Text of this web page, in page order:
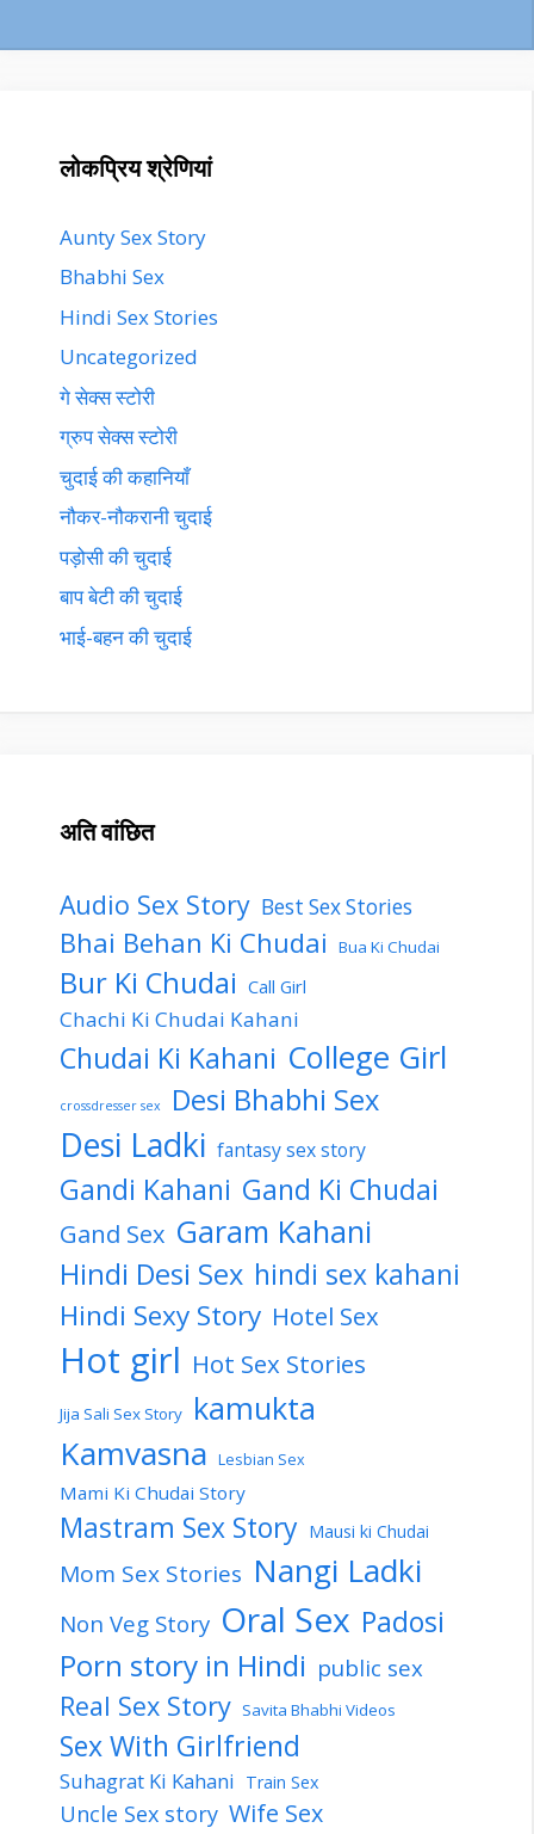
लोकप्रिय श्रेणियां
Aunty Sex Story
Bhabhi Sex
Hindi Sex Stories
Uncategorized
गे सेक्स स्टोरी
ग्रुप सेक्स स्टोरी
चुदाई की कहानियाँ
नौकर-नौकरानी चुदाई
पड़ोसी की चुदाई
बाप बेटी की चुदाई
भाई-बहन की चुदाई
अति वांछित
Audio Sex Story Best Sex Stories
Bhai Behan Ki Chudai Bua Ki Chudai
Bur Ki Chudai Call Girl
Chachi Ki Chudai Kahani
Chudai Ki Kahani College Girl
crossdresser sex Desi Bhabhi Sex
Desi Ladki fantasy sex story
Gandi Kahani Gand Ki Chudai
Gand Sex Garam Kahani
Hindi Desi Sex hindi sex kahani
Hindi Sexy Story Hotel Sex
Hot girl Hot Sex Stories
Jija Sali Sex Story kamukta
Kamvasna Lesbian Sex
Mami Ki Chudai Story
Mastram Sex Story Mausi ki Chudai
Mom Sex Stories Nangi Ladki
Non Veg Story Oral Sex Padosi
Porn story in Hindi public sex
Real Sex Story Savita Bhabhi Videos
Sex With Girlfriend
Suhagrat Ki Kahani Train Sex
Uncle Sex story Wife Sex